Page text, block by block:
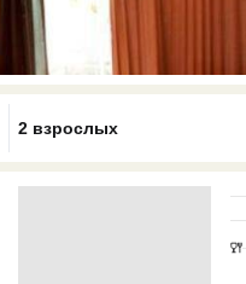
0 results available. Select is
2 взрослых